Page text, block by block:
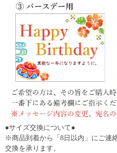
●サイズ交換について●
※商品到着から「8日以内」にご連
交換を承ります。